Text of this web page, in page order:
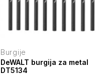
Burgije
DeWALT burgija za metal
DT5134